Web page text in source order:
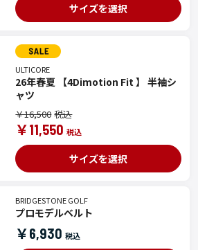
サイズを選択
ULTICORE
26年春夏 【4Dimotion Fit 】 半袖シ
ャツ
￥16,500
￥11,550
サイズを選択
BRIDGESTONE GOLF
プロモデルベルト
￥6,930